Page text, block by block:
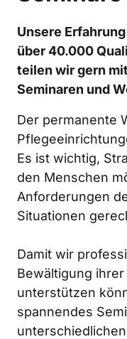
Unsere
über 40.000
teilen wir gern
Seminaren und
Der permanente
Es ist wichtig,
den Menschen
Anforderungen
Situationen
Damit wir
Bewältigung
unterstützen
spannendes